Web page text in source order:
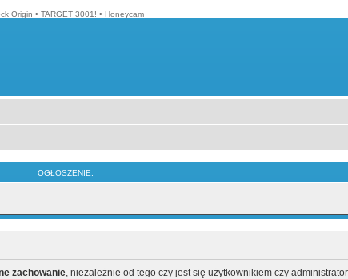
Origin • TARGET 3001! • Honeycam
OGŁOSZENIE:
zachowanie, niezależnie od tego czy jest się użytkownikiem czy